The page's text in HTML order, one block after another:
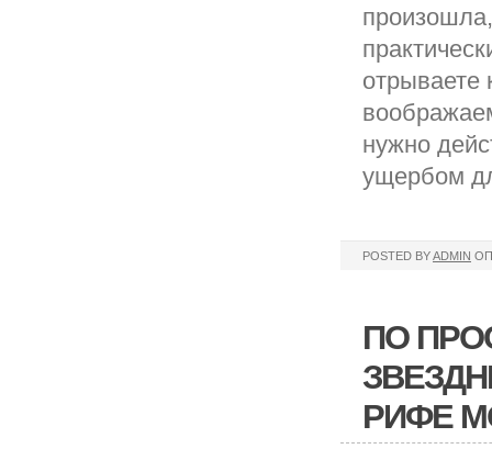
отрываете
нужно
ущербом
POSTED BYADMIN
ПО
РИФЕ